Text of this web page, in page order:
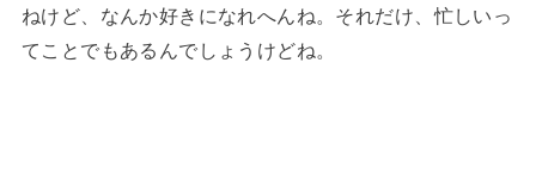
ねけど、なんか好きになれへんね。それだけ、忙しいっ
てことでもあるんでしょうけどね。